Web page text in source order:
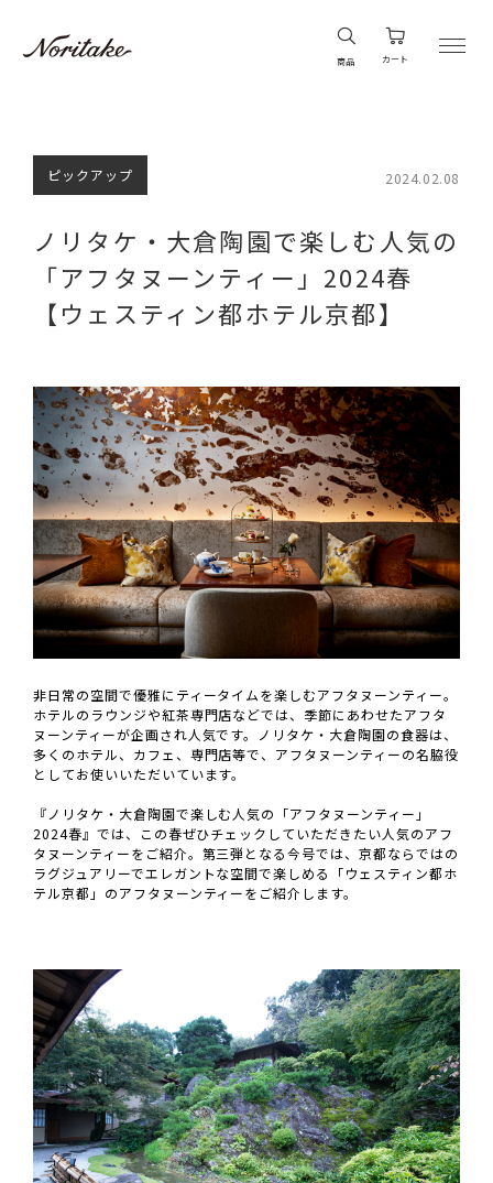
商品 カート
ピックアップ 2024.02.08
ノリタケ・大倉陶園で楽しむ人気の
「アフタヌーンティー」2024春
【ウェスティン都ホテル京都】
非日常の空間で優雅にティータイムを楽しむアフタヌーンティー。
ホテルのラウンジや紅茶専門店などでは、季節にあわせたアフタ
ヌーンティーが企画され人気です。ノリタケ・大倉陶園の食器は、
多くのホテル、カフェ、専門店等で、アフタヌーンティーの名脇役
としてお使いいただいています。
『ノリタケ・大倉陶園で楽しむ人気の「アフタヌーンティー」
2024春』では、この春ぜひチェックしていただきたい人気のアフ
タヌーンティーをご紹介。第三弾となる今号では、京都ならではの
ラグジュアリーでエレガントな空間で楽しめる「ウェスティン都ホ
テル京都」のアフタヌーンティーをご紹介します。